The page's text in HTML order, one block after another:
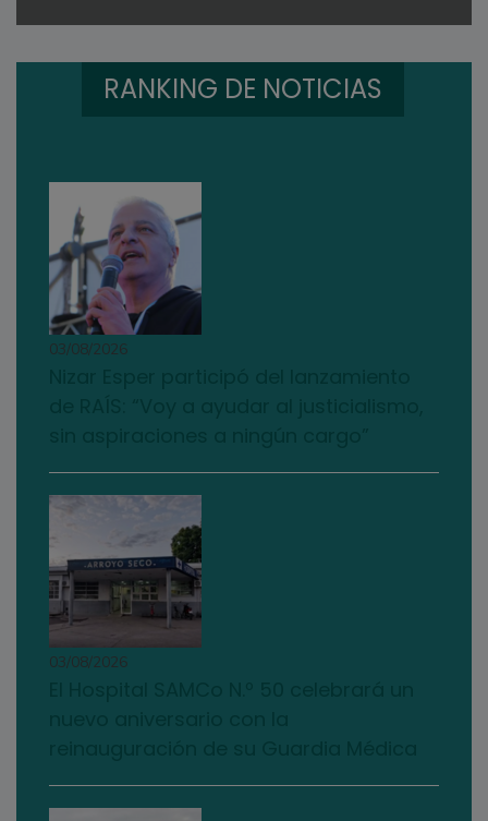
RANKING DE NOTICIAS
03/08/2026
03/08/2026